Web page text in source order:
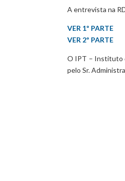
A entrevista na
VER 1º PARTE
VER 2º PARTE
O IPT – Instituto
pelo Sr.